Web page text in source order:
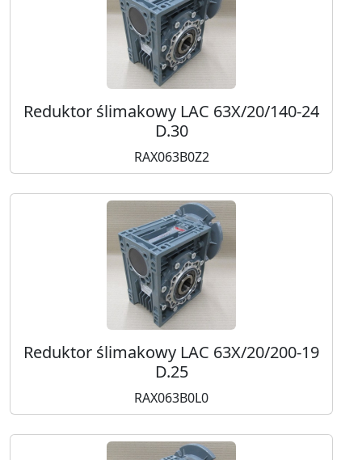
Reduktor ślimakowy LAC 63X/20/140-24
D.30
RAX063B0Z2
Reduktor ślimakowy LAC 63X/20/200-19
D.25
RAX063B0L0